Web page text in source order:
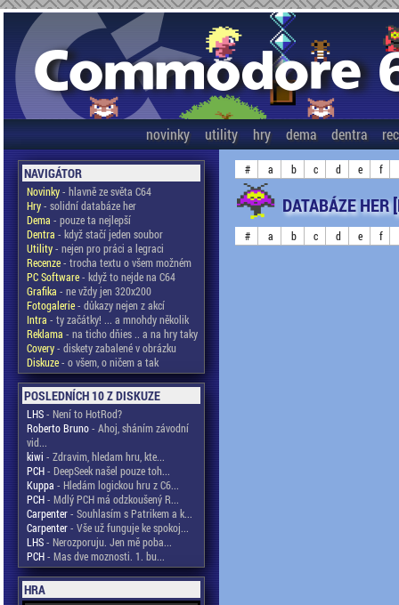
novinky utility hry dema dentra
NAVIGÁTOR
Novinky- hlavně ze světa C64
Hry- solidní databáze her
Dema - pouze ta nejlepší
Dentra - když stačí jeden soubor
Utility- nejen pro práci a legraci
Recenze- trocha textu o všem možném
PC Software- když to nejde na C64
Grafika - ne vždy jen 320x200
Fotogalerie- důkazy nejen z akcí
Intra - ty začátky! ... a mnohdy několik
Reklama - na ticho dňies .. a na hry taky
Covery- diskety zabalené v obrázku
Diskuze- o všem, o ničem a tak
POSLEDNÍCH 10 Z DISKUZE
LHS- Není to HotRod?
Roberto Bruno- Ahoj, sháním závodní
vid...
kiwi - Zdravim, hledam hru, kte...
PCH- DeepSeek našel pouze toh...
Kuppa - Hledám logickou hru z C6...
PCH- Mdlý PCH má odzkoušený R...
Carpenter- Souhlasím s Patrikem a k...
Carpenter- Vše už funguje ke spokoj...
LHS- Nerozporuju. Jen mě poba...
PCH- Mas dve moznosti. 1. bu...
HRA
# a b c d e f
DATABÁZE HER
# a b c d e f